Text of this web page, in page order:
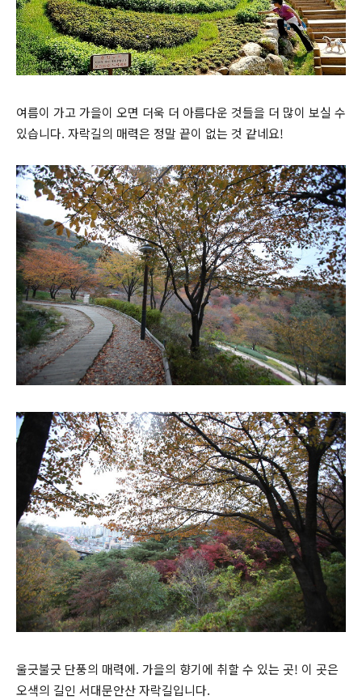
여름이 가고 가을이 오면 더욱 더 아름다운 것들을 더 많이 보실 수
있습니다. 자락길의 매력은 정말 끝이 없는 것 같네요!
울긋불긋 단풍의 매력에. 가을의 향기에 취할 수 있는 곳! 이 곳은
오색의 길인 서대문안산 자락길입니다.